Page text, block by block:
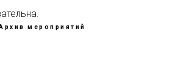
мероприятий